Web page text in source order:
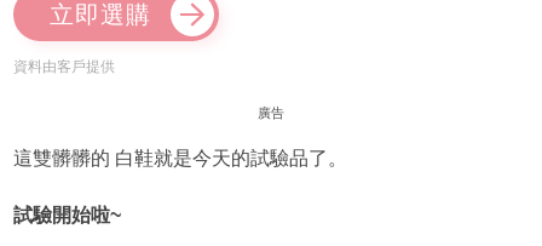
立即選購
資料由客戶提供
廣告
這雙髒髒的 白鞋就是今天的試驗品了。
試驗開始啦~